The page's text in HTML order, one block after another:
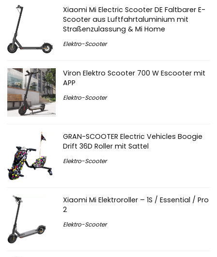
Xiaomi Mi Electric Scooter DE Faltbarer E-
Scooter aus Luftfahrtaluminium mit
Straßenzulassung & Mi Home
Elektro-Scooter
Viron Elektro Scooter 700 W Escooter mit
APP
Elektro-Scooter
GRAN-SCOOTER Electric Vehicles Boogie
Drift 36D Roller mit Sattel
Elektro-Scooter
Xiaomi Mi Elektroroller – 1S / Essential / Pro
2
Elektro-Scooter